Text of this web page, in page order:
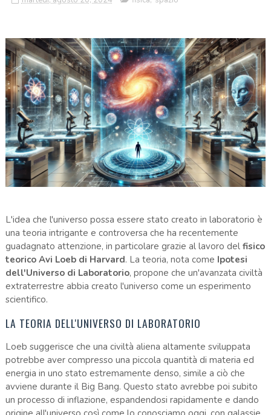
L'idea che l'universo possa essere stato creato in laboratorio è
una teoria intrigante e controversa che ha recentemente
guadagnato attenzione, in particolare grazie al lavoro del fisico
teorico Avi Loeb di Harvard. La teoria, nota come Ipotesi
dell'Universo di Laboratorio, propone che un'avanzata civiltà
extraterrestre abbia creato l'universo come un esperimento
scientifico.
LA TEORIA DELL'UNIVERSO DI LABORATORIO
Loeb suggerisce che una civiltà aliena altamente sviluppata
potrebbe aver compresso una piccola quantità di materia ed
energia in uno stato estremamente denso, simile a ciò che
avviene durante il Big Bang. Questo stato avrebbe poi subito
un processo di inflazione, espandendosi rapidamente e dando